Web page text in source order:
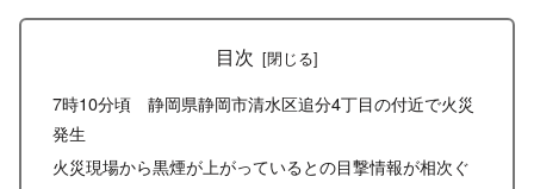
目次
7時10分頃 静岡県静岡市清水区追分4丁目の付近で火災
発生
火災現場から黒煙が上がっているとの目撃情報が相次ぐ